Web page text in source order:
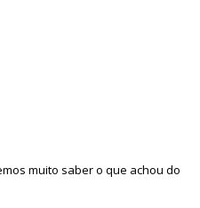
muito saber o que achou do